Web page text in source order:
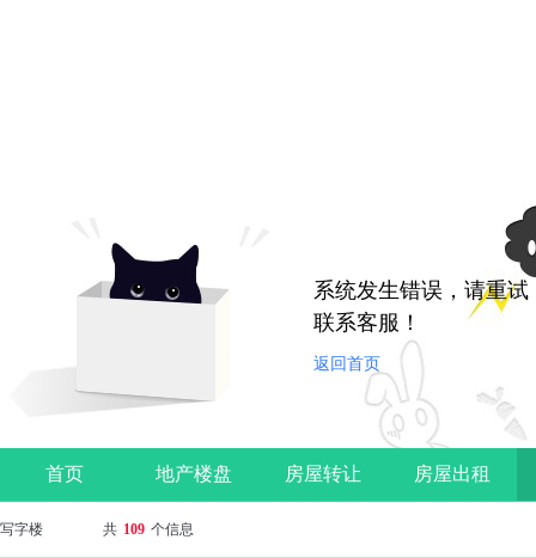
系统发生错误，请重
联系客服！
返回首页
首页 地产楼盘 房屋转让 房屋出租
写字楼 共 109 个信息